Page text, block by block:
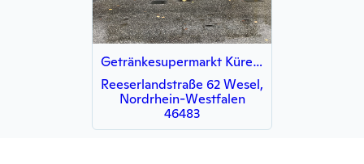
Getränkesupermarkt Kürekci e.K.
Reeserlandstraße 62 Wesel,
Nordrhein-Westfalen
46483